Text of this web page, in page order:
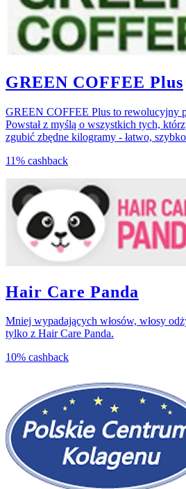
GREEN COFFEE Plus
GREEN COFFEE Plus to rewolucyjny
Powstał z myślą o wszystkich tych,
zgubić zbędne kilogramy - łatwo,
11% cashback
Hair Care Panda
Mniej wypadających włosów, włosy
tylko z Hair Care Panda.
10% cashback